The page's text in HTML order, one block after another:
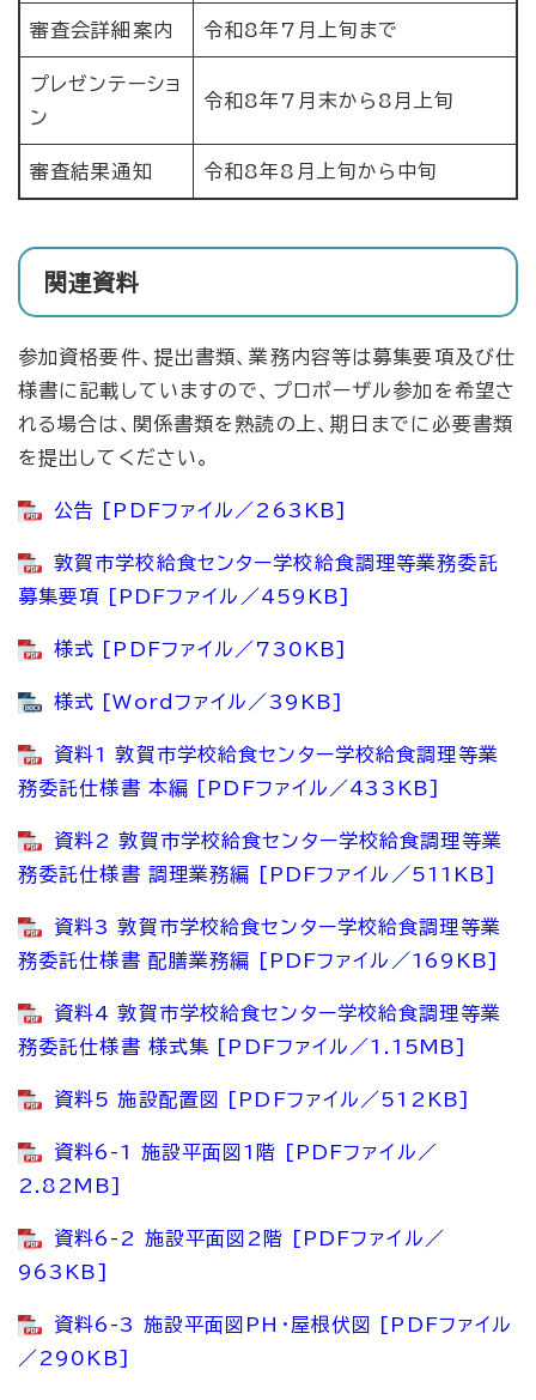
審査会詳細案内 令和8年7月上旬まで
プレゼンテーショ
ン
令和8年7月末から8月上旬
審査結果通知 令和8年8月上旬から中旬
関連資料
参加資格要件、提出書類、業務内容等は募集要項及び仕
様書に記載していますので、プロポーザル参加を希望さ
れる場合は、関係書類を熟読の上、期日までに必要書類
を提出してください。
公告 [PDFファイル／263KB]
敦賀市学校給食センター学校給食調理等業務委託
募集要項 [PDFファイル／459KB]
様式 [PDFファイル／730KB]
様式 [Wordファイル／39KB]
資料1 敦賀市学校給食センター学校給食調理等業
務委託仕様書 本編 [PDFファイル／433KB]
資料2 敦賀市学校給食センター学校給食調理等業
務委託仕様書 調理業務編 [PDFファイル／511KB]
資料3 敦賀市学校給食センター学校給食調理等業
務委託仕様書 配膳業務編 [PDFファイル／169KB]
資料4 敦賀市学校給食センター学校給食調理等業
務委託仕様書 様式集 [PDFファイル／1.15MB]
資料5 施設配置図 [PDFファイル／512KB]
資料6-1 施設平面図1階 [PDFファイル／
2.82MB]
資料6-2 施設平面図2階 [PDFファイル／
963KB]
資料6-3 施設平面図PH・屋根伏図 [PDFファイル
／290KB]